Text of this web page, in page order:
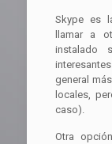
Skype es
llamar a
instalado
general
locales,
caso).
Otra